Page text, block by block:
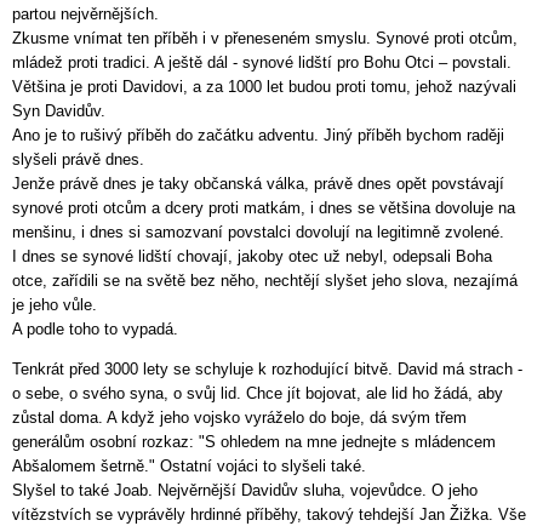
partou nejvěrnějších.
Zkusme vnímat ten příběh i v přeneseném smyslu. Synové proti otcům,
mládež proti tradici. A ještě dál - synové lidští pro Bohu Otci – povstali.
Většina je proti Davidovi, a za 1000 let budou proti tomu, jehož nazývali
Syn Davidův.
Ano je to rušivý příběh do začátku adventu. Jiný příběh bychom raději
slyšeli právě dnes.
Jenže právě dnes je taky občanská válka, právě dnes opět povstávají
synové proti otcům a dcery proti matkám, i dnes se většina dovoluje na
menšinu, i dnes si samozvaní povstalci dovolují na legitimně zvolené.
I dnes se synové lidští chovají, jakoby otec už nebyl, odepsali Boha
otce, zařídili se na světě bez něho, nechtějí slyšet jeho slova, nezajímá
je jeho vůle.
A podle toho to vypadá.
Tenkrát před 3000 lety se schyluje k rozhodující bitvě. David má strach -
o sebe, o svého syna, o svůj lid. Chce jít bojovat, ale lid ho žádá, aby
zůstal doma. A když jeho vojsko vyráželo do boje, dá svým třem
generálům osobní rozkaz: "S ohledem na mne jednejte s mládencem
Abšalomem šetrně." Ostatní vojáci to slyšeli také.
Slyšel to také Joab. Nejvěrnější Davidův sluha, vojevůdce. O jeho
vítězstvích se vyprávěly hrdinné příběhy, takový tehdejší Jan Žižka. Vše